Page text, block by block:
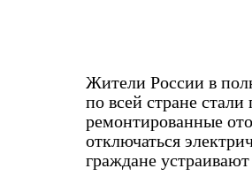
Жители России в
по всей стране
ремонтированные
отключаться
граждане